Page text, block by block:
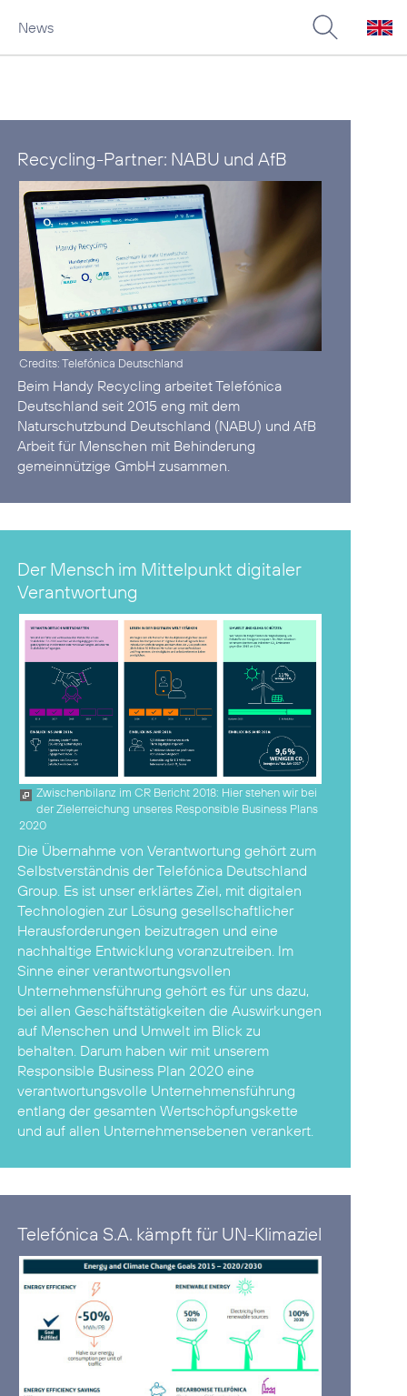
News
Recycling-Partner: NABU und AfB
Credits: Telefónica Deutschland
Beim Handy Recycling arbeitet Telefónica
Deutschland seit 2015 eng mit dem
Naturschutzbund Deutschland (NABU) und AfB
Arbeit für Menschen mit Behinderung
gemeinnützige GmbH zusammen.
Der Mensch im Mittelpunkt digitaler
Verantwortung
Zwischenbilanz im CR Bericht 2018: Hier stehen wir bei
der Zielerreichung unseres Responsible Business Plans
2020
Die Übernahme von Verantwortung gehört zum
Selbstverständnis der Telefónica Deutschland
Group. Es ist unser erklärtes Ziel, mit digitalen
Technologien zur Lösung gesellschaftlicher
Herausforderungen beizutragen und eine
nachhaltige Entwicklung voranzutreiben. Im
Sinne einer verantwortungsvollen
Unternehmensführung gehört es für uns dazu,
bei allen Geschäftstätigkeiten die Auswirkungen
auf Menschen und Umwelt im Blick zu
behalten. Darum haben wir mit unserem
Responsible Business Plan 2020 eine
verantwortungsvolle Unternehmensführung
entlang der gesamten Wertschöpfungskette
und auf allen Unternehmensebenen verankert.
Telefónica S.A. kämpft für UN-Klimaziel